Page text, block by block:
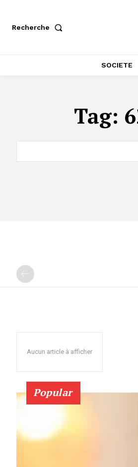
Recherche
SOCIETE
Tag:
Aucun article à afficher
Popular